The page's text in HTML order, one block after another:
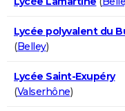
Lycée polyvalent du
(Belley)
Lycée Saint-Exupéry
(Valserhône)